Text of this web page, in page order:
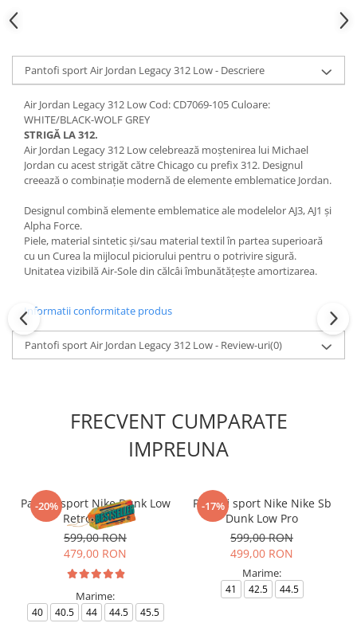
Pantofi sport Air Jordan Legacy 312 Low - Descriere
Air Jordan Legacy 312 Low Cod: CD7069-105 Culoare:
WHITE/BLACK-WOLF GREY
STRIGĂ LA 312.
Air Jordan Legacy 312 Low celebrează moștenirea lui Michael
Jordan cu acest strigăt către Chicago cu prefix 312. Designul
creează o combinație modernă de elemente emblematice Jordan.
Designul combină elemente emblematice ale modelelor AJ3, AJ1 și
Alpha Force.
Piele, material sintetic și/sau material textil în partea superioară
cu un Curea la mijlocul piciorului pentru o potrivire sigură.
Unitatea vizibilă Air-Sole din călcâi îmbunătățește amortizarea.
Informatii conformitate produs
Pantofi sport Air Jordan Legacy 312 Low - Review-uri(0)
FRECVENT CUMPARATE
IMPREUNA
-20%
Pantofi sport Nike Dunk Low
Retro Panda
599,00 RON
479,00 RON
Marime:
40 40.5 44 44.5 45.5
-17%
Pantofi sport Nike Nike Sb
Dunk Low Pro
599,00 RON
499,00 RON
Marime:
41 42.5 44.5